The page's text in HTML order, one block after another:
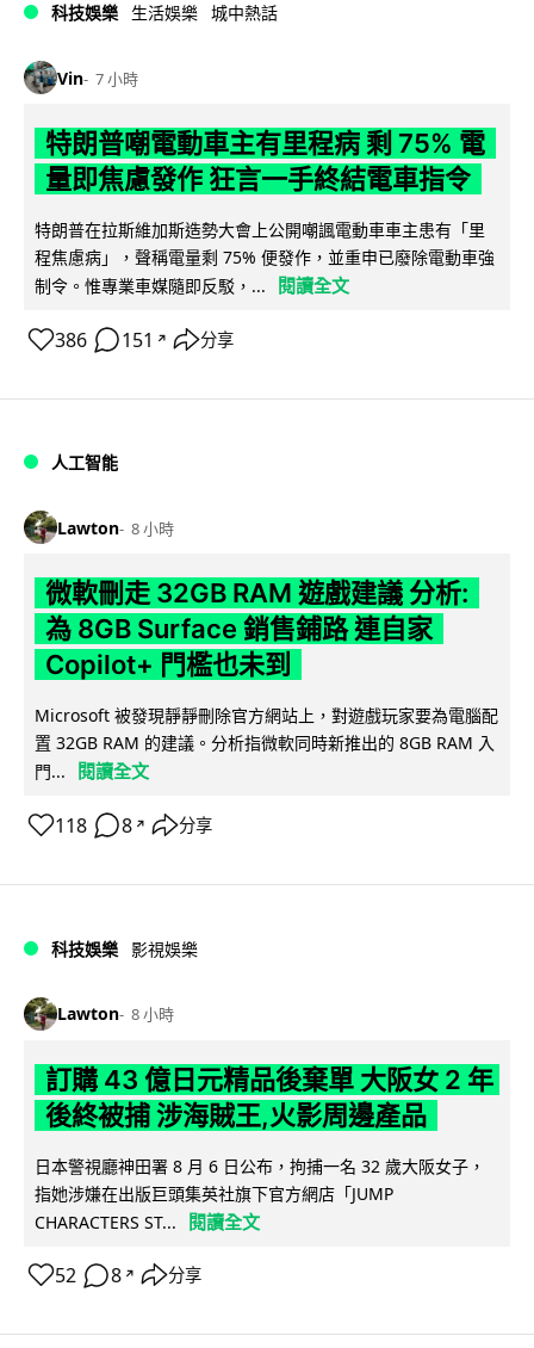
科技娛樂 生活娛樂 城中熱話
Vin 7 小時
特朗普嘲電動車主有里程病 剩 75% 電
量即焦慮發作 狂言一手終結電車指令
特朗普在拉斯維加斯造勢大會上公開嘲諷電動車車主患有「里
程焦慮病」，聲稱電量剩 75% 便發作，並重申已廢除電動車強
制令。惟專業車媒隨即反駁，...
閱讀全文
386 151 ↗ 分享
人工智能
Lawton 8 小時
微軟刪走 32GB RAM 遊戲建議 分析:
為 8GB Surface 銷售鋪路 連自家
Copilot+ 門檻也未到
Microsoft 被發現靜靜刪除官方網站上，對遊戲玩家要為電腦配
置 32GB RAM 的建議。分析指微軟同時新推出的 8GB RAM 入
門...
閱讀全文
118 8 ↗ 分享
科技娛樂 影視娛樂
Lawton 8 小時
訂購 43 億日元精品後棄單 大阪女 2 年
後終被捕 涉海賊王,火影周邊產品
日本警視廳神田署 8 月 6 日公布，拘捕一名 32 歲大阪女子，
指她涉嫌在出版巨頭集英社旗下官方網店「JUMP
CHARACTERS ST...
閱讀全文
52 8 ↗ 分享